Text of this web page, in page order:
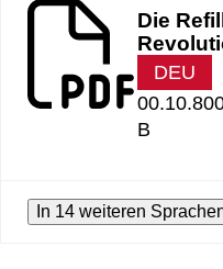
Die
DEU
B
In 14 weiteren